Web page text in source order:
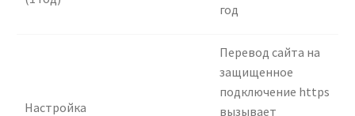
год
Настройка
Перевод сайта на
защищенное
подключение https
вызывает